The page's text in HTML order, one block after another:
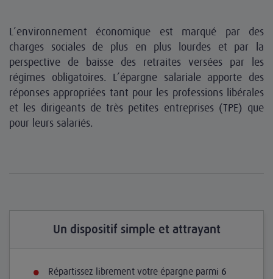
L’environnement économique est marqué par des
charges sociales de plus en plus lourdes et par la
perspective de baisse des retraites versées par les
régimes obligatoires. L’épargne salariale apporte des
réponses appropriées tant pour les professions libérales
et les dirigeants de très petites entreprises (TPE) que
pour leurs salariés.
Un dispositif simple et attrayant
Répartissez librement votre épargne parmi 6